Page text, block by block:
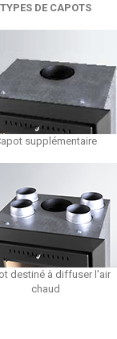
TYPES DE CAPOTS
supplémentaire
destiné à diffuser l'air
chaud